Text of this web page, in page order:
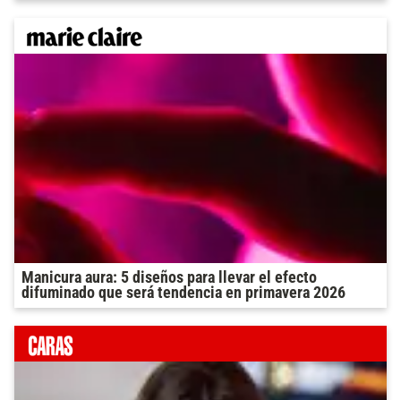
Manicura aura: 5 diseños para llevar el efecto
difuminado que será tendencia en primavera 2026